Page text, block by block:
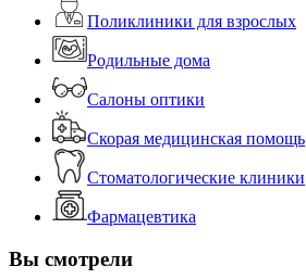
Поликлиники для взрослых
Родильные дома
Салоны оптики
Скорая медицинская помощь
Стоматологические клиники
Фармацевтика
Вы смотрели